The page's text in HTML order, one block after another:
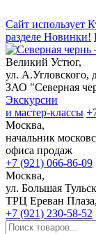
Сайт использует
разделе Новинки!
Великий Устюг,
ул. А.Угловского,
ЗАО "Северная
Экскурсии
и мастер-классы
Москва,
начальник
офиса продаж
+7 (921) 066-86-09
Москва,
ул. Большая
ТРЦ Ереван
+7 (921) 230-58-52